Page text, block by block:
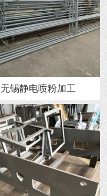
无锡静电喷粉加工